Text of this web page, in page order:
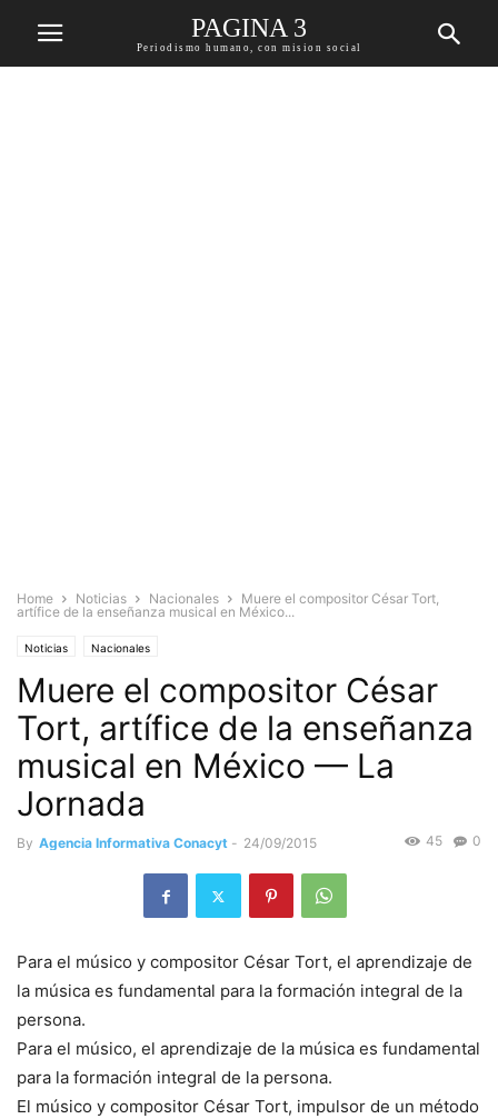
PAGINA 3
Periodismo humano, con mision social
Home Noticias Nacionales
Muere el compositor César Tort,
artífice de la enseñanza musical en México...
Noticias Nacionales
Muere el compositor César
Tort, artífice de la enseñanza
musical en México — La
Jornada
By Agencia Informativa Conacyt - 24/09/2015 0
45
Para el músico y compositor César Tort, el aprendizaje de
la música es fundamental para la formación integral de la
persona.
Para el músico, el aprendizaje de la música es fundamental
para la formación integral de la persona.
El músico y compositor César Tort, impulsor de un método